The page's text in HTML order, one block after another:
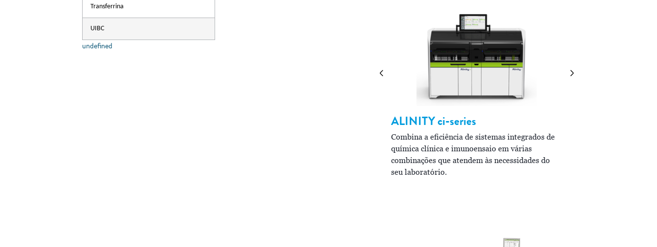
Transferrina
UIBC
undefined
ALINITYci-series
Combina a eficiência de sistemas integrados de
química clínica e imunoensaio em várias
combinações que atendem às necessidades do
seu laboratório.